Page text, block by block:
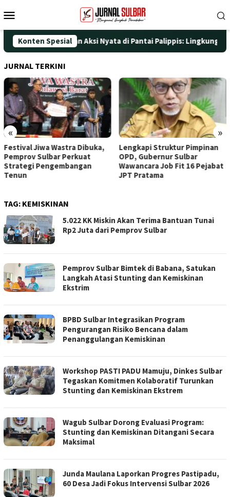
ke
Mobile
Konten Spesial
ke-25 dengan Aksi Nyata di Pantai Palippis: Lingkungan
JURNAL TERKINI
« »
Festival Jiwa Wastra Dibuka,
Pemprov Sulbar Perkuat
Strategi Pengembangan
Tenun
Lengkapi Struktur Pimpinan
OPD, Gubernur Sulbar
Wawancara Job Fit 16 Pejabat
JPT Pratama
TAG: KEMISKINAN
5.022 KK Miskin Akan Terima Bantuan Tunai
Rp2 Juta dari Pemprov Sulbar
Pemprov Sulbar Bimtek di Babana, Satukan
Langkah Atasi Stunting dan Kemiskinan
Ekstrim
BPBD Sulbar Integrasikan Program
Pengurangan Risiko Bencana dalam
Penanggulangan Kemiskinan
Workshop PASTI PADU Mamuju, Dinkes Sulbar
Tegaskan Komitmen Kolaboratif Turunkan
Stunting dan Kemiskinan Ekstrem
Wagub Sulbar Dorong Evaluasi Program:
Stunting dan Kemiskinan Ditangani Secara
Maksimal
Junda Maulana Laporkan Progres Pastipadu,
60 Desa Jadi Fokus Intervensi Sulbar 2026